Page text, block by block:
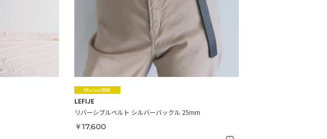
LEFIJE
リバーシブルベルト シルバーバックル 25mm
￥17,600